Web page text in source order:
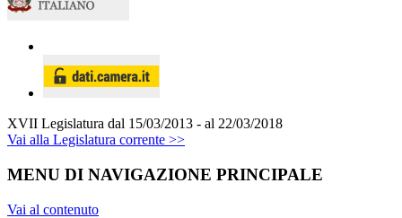
XVII Legislatura dal 15/03/2013 - al 22/03/2018
Vai alla Legislatura corrente >>
MENU DI NAVIGAZIONE PRINCIPALE
Vai al contenuto